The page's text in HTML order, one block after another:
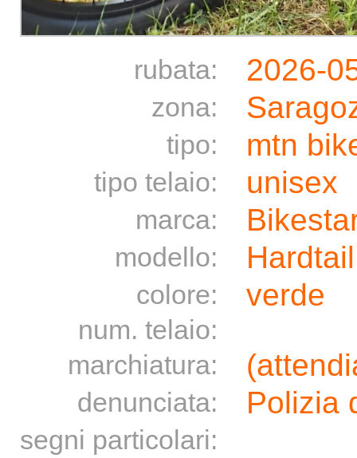
rubata: 2026-
zona:
tipo: mtn
tipo telaio: unisex
marca:
modello:
colore: verde
num. telaio:
marchiatura:
denunciata: Polizia
segni particolari: